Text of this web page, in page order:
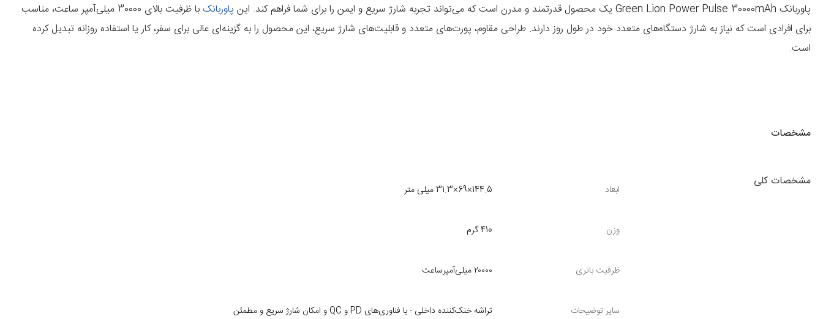
پاوربانک Green Lion Power Pulse 30000mAh یک محصول قدرتمند و مدرن است که می‌تواند تجربه شارژ سریع و ایمن را برای شما فراهم کند. این پاوربانک
با ظرفیت بالای 30000 میلی‌آمپر ساعت، مناسب
برای افرادی است که نیاز به شارژ دستگاه‌های متعدد خود در طول روز دارند. طراحی مقاوم، پورت‌های متعدد و قابلیت‌های شارژ سریع، این محصول را به گزینه‌ای عالی برای سفر، کار یا استفاده روزانه تبدیل کرده
است.
مشخصات
مشخصات کلی
ابعاد 144.5×69×31.3 میلی متر
وزن 410 گرم
ظرفیت باتری ۲۰۰۰۰ میلی‌آمپرساعت
سایر توضیحات تراشه خنک‌کننده داخلی - با فناوری‌های PD و QC و امکان شارژ سریع و مطمئن